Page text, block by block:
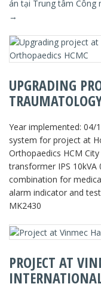
án tại Trung tâm Công
→
UPGRADING
Year implemented: 04/
system for project at
Orthopaedics HCM
transformer IPS
combination for
alarm indicator and
MK2430
PROJECT AT